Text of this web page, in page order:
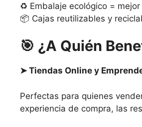
♻️ Embalaje ecológico =
📦 Cajas reutilizables y
🎯 ¿A Quién
➤Tiendas Online y
Perfectas para quienes
experiencia de compra, las